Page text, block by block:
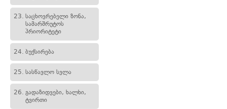
23. საცხოვრებელი ზონა,
სამარშრუტოს
პრიორიტეტი
24. ბუქსირება
25. სასწავლო სვლა
26. გადაზიდვები, ხალხი,
ტვირთი